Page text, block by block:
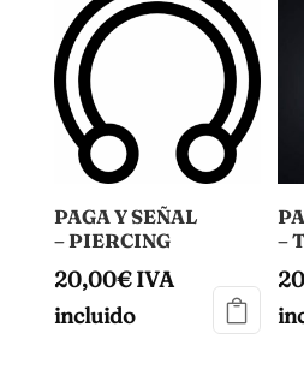
PAGA Y SEÑAL
– PIERCING
20,00€ IVA
incluido
–